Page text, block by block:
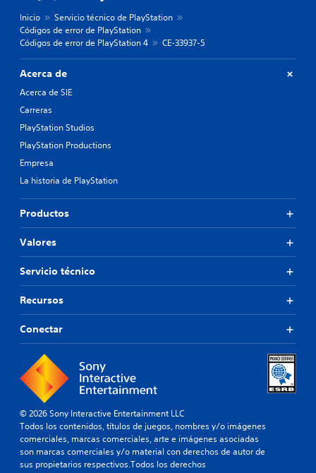
Inicio
Servicio técnico de PlayStation
Códigos de error de PlayStation
Códigos de error de PlayStation 4
CE-33937-5
Acerca de
Acerca de SIE
Carreras
PlayStation Studios
PlayStation Productions
Empresa
La historia de PlayStation
Productos
Valores
Servicio técnico
Recursos
Conectar
© 2026 Sony Interactive Entertainment LLC
Todos los contenidos, títulos de juegos, nombres y/o imágenes
comerciales, marcas comerciales, arte e imágenes asociadas
son marcas comerciales y/o material con derechos de autor de
sus propietarios respectivos.Todos los derechos